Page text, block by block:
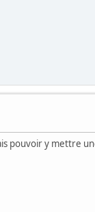
pouvoir y mettre